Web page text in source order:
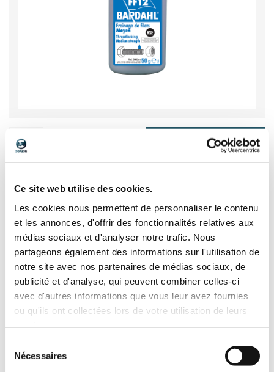
Ce site web utilise des cookies.
Les cookies nous permettent de personnaliser le contenu
et les annonces, d'offrir des fonctionnalités relatives aux
médias sociaux et d'analyser notre trafic. Nous
partageons également des informations sur l'utilisation de
notre site avec nos partenaires de médias sociaux, de
publicité et d'analyse, qui peuvent combiner celles-ci
avec d'autres informations que vous leur avez fournies
ou qu'ils ont collectées lors de votre utilisation de leurs
Nécessaires
25,04€ HT
Ajouter l'article au panier
Recommandé pour le freinage des goujons, vis,
écrous.. dans toutes les mécaniques.
DESCRIPTIF PRODUIT
Colle anaérobie pour freinage de filets. Résistance moyenne.
Freinage de filets-résistance MOYENNE pour montage :